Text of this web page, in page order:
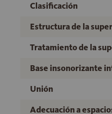
Clasificación
Estructura de la
Tratamiento de la
Base insonorizante
Unión
Adecuación a